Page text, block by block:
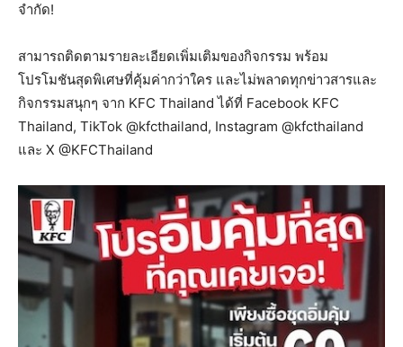
จำกัด!
สามารถติดตามรายละเอียดเพิ่มเติมของกิจกรรม พร้อม
โปรโมชันสุดพิเศษที่คุ้มค่ากว่าใคร และไม่พลาดทุกข่าวสารและ
กิจกรรมสนุกๆ จาก KFC Thailand ได้ที่ Facebook KFC
Thailand, TikTok @kfcthailand, Instagram @kfcthailand
และ X @KFCThailand